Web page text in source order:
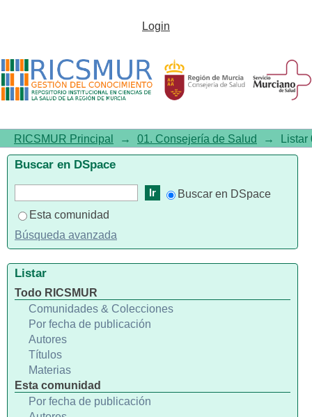
Listar 01. Consejería de Salud
Login
RICSMUR Principal → 01. Consejería de Salud →
Buscar en DSpace
Buscar en DSpace
Esta comunidad
Búsqueda avanzada
Listar
Todo RICSMUR
Comunidades & Colecciones
Por fecha de publicación
Autores
Títulos
Materias
Esta comunidad
Por fecha de publicación